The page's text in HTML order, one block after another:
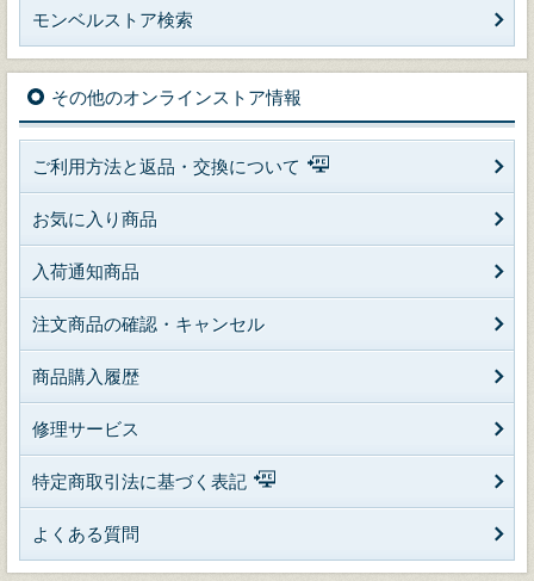
モンベルストア検索
その他のオンラインストア情報
ご利用方法と返品・交換について
お気に入り商品
入荷通知商品
注文商品の確認・キャンセル
商品購入履歴
修理サービス
特定商取引法に基づく表記
よくある質問